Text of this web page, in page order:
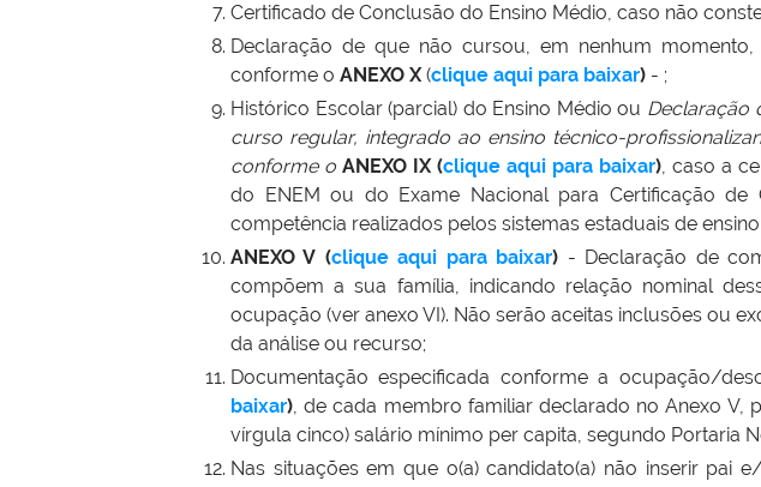
Certificado de Conclusão do Ensino Médio, caso não
Declaração de que não cursou, em nenhum
conforme o ANEXO X(clique aqui para baixar) - ;
Histórico Escolar (parcial) do Ensino Médio ou Declaração
curso regular, integrado ao ensino técnico-
conforme o ANEXO IX (clique aqui para baixar), caso a
do ENEM ou do Exame Nacional para Certificação
competência realizados pelos sistemas estaduais de ensino.
ANEXO V (clique aqui para baixar) - Declaração de
compõem a sua família, indicando relação nominal
ocupação (ver anexo VI). Não serão aceitas inclusões ou
da análise ou recurso;
Documentação especificada conforme a ocupação/
baixar), de cada membro familiar declarado no Anexo V,
vírgula cinco) salário mínimo per capita, segundo Portaria
Nas situações em que o(a) candidato(a) não inserir pai